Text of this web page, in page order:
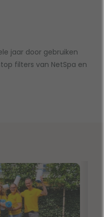
jaar door gebruiken
filters van NetSpa en